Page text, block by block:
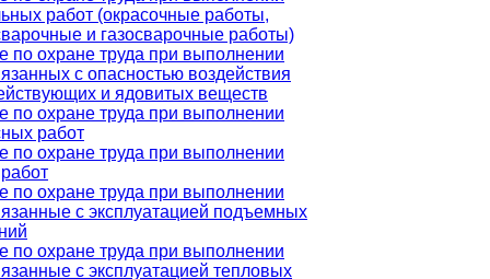
работ (окрасочные работы,
и газосварочные работы)
по охране труда при выполнении
с опасностью воздействия
и ядовитых веществ
по охране труда при выполнении
работ
по охране труда при выполнении
по охране труда при выполнении
с эксплуатацией подъемных
по охране труда при выполнении
с эксплуатацией тепловых